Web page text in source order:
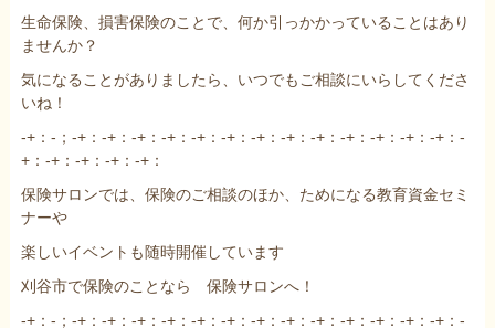
生命保険、損害保険のことで、何か引っかかっていることはあり
ませんか？
気になることがありましたら、いつでもご相談にいらしてくださ
いね！
-+：-；-+：-+：-+：-+：-+：-+：-+：-+：-+：-+：-+：-+：-+：-
+：-+：-+：-+：-+：
保険サロンでは、保険のご相談のほか、ためになる教育資金セミ
ナーや
楽しいイベントも随時開催しています
刈谷市で保険のことなら 保険サロンへ！
-+：-；-+：-+：-+：-+：-+：-+：-+：-+：-+：-+：-+：-+：-+：-